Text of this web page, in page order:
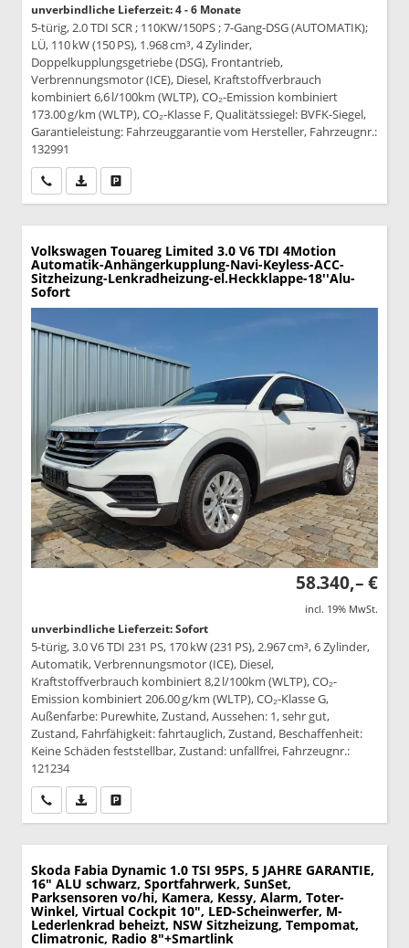
unverbindliche Lieferzeit: 4 - 6 Monate
5-türig, 2.0 TDI SCR ; 110KW/150PS ; 7-Gang-DSG (AUTOMATIK);
LÜ, 110 kW (150 PS), 1.968 cm³, 4 Zylinder,
Doppelkupplungsgetriebe (DSG), Frontantrieb,
Verbrennungsmotor (ICE), Diesel, Kraftstoffverbrauch
kombiniert 6,6 l/100km (WLTP), CO₂-Emission kombiniert
173.00 g/km (WLTP), CO₂-Klasse F, Qualitätssiegel: BVFK-Siegel,
Garantieleistung: Fahrzeuggarantie vom Hersteller, Fahrzeugnr.:
132991
Wir rufen Sie anPDF-Datei, Fahrzeugexposé drucken
Volkswagen Touareg Limited 3.0 V6 TDI 4Motion
Automatik-Anhängerkupplung-Navi-Keyless-ACC-
Sitzheizung-Lenkradheizung-el.Heckklappe-18''Alu-
Sofort
58.340,– €
incl. 19% MwSt.
unverbindliche Lieferzeit: Sofort
5-türig, 3.0 V6 TDI 231 PS, 170 kW (231 PS), 2.967 cm³, 6 Zylinder,
Automatik, Verbrennungsmotor (ICE), Diesel,
Kraftstoffverbrauch kombiniert 8,2 l/100km (WLTP), CO₂-
Emission kombiniert 206.00 g/km (WLTP), CO₂-Klasse G,
Außenfarbe: Purewhite, Zustand, Aussehen: 1, sehr gut,
Zustand, Fahrfähigkeit: fahrtauglich, Zustand, Beschaffenheit:
Keine Schäden feststellbar, Zustand: unfallfrei, Fahrzeugnr.:
121234
Wir rufen Sie anPDF-Datei, Fahrzeugexposé drucken
Skoda Fabia Dynamic 1.0 TSI 95PS, 5 JAHRE GARANTIE,
16" ALU schwarz, Sportfahrwerk, SunSet,
Parksensoren vo/hi, Kamera, Kessy, Alarm, Toter-
Winkel, Virtual Cockpit 10", LED-Scheinwerfer, M-
Lederlenkrad beheizt, NSW Sitzheizung, Tempomat,
Climatronic, Radio 8"+Smartlink